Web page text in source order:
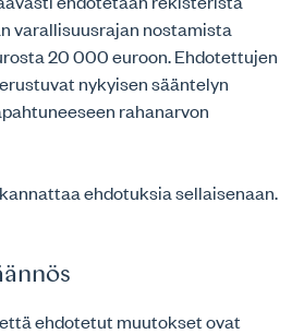
varallisuusrajan nostamista
20 000 euroon. Ehdotettujen
nykyisen sääntelyn
rahanarvon
ehdotuksia sellaisenaan.
ehdotetut muutokset ovat